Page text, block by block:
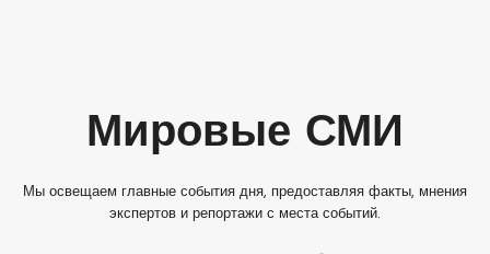
Мировые СМИ
Мы освещаем главные события дня, предоставляя факты, мнения
экспертов и репортажи с места событий.